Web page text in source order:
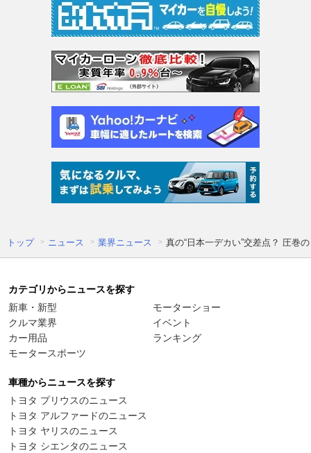
トップ ニュース 業界ニュース 真の“日本一デカい”交差点？ 圧巻
カテゴリからニュースを探す
新車・新型
クルマ業界
カー用品
モータースポーツ
モーターショー
イベント
ランキング
車種からニュースを探す
トヨタ プリウスのニュース
トヨタ アルファードのニュース
トヨタ ヤリスのニュース
トヨタ シエンタのニュース